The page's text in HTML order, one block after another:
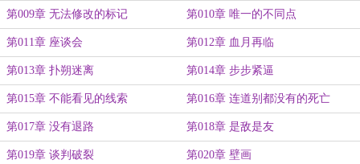
第009章 无法修改的标记 第010章 唯一的不同点
第011章 座谈会 第012章 血月再临
第013章 扑朔迷离 第014章 步步紧逼
第015章 不能看见的线索 第016章 连道别都没有的死亡
第017章 没有退路 第018章 是敌是友
第019章 谈判破裂 第020章 壁画